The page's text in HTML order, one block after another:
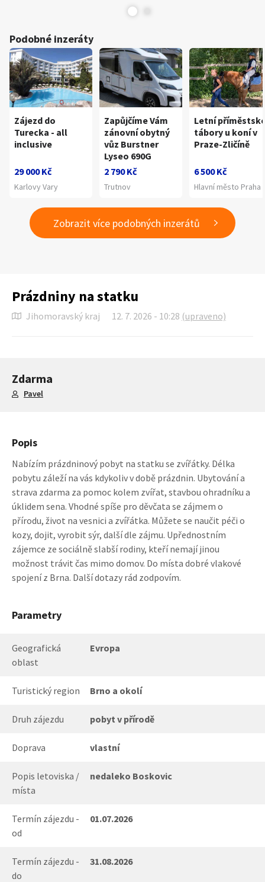
Podobné inzeráty
Zájezd do
Turecka - all
inclusive
29 000 Kč
Karlovy Vary
Zapůjčíme Vám
zánovní obytný
vůz Burstner
Lyseo 690G
2 790 Kč
Trutnov
Letní
tábory u koní v
Praze-Zličíně
6 500 Kč
Hlavní město Praha
Zobrazit více podobných inzerátů
Prázdniny na statku
Jihomoravský kraj 12. 7. 2026 - 10:28 (upraveno)
Zdarma
Pavel
Popis
Nabízím prázdninový pobyt na statku se zvířátky. Délka
pobytu záleží na vás kdykoliv v době prázdnin. Ubytování a
strava zdarma za pomoc kolem zvířat, stavbou ohradníku a
úklidem sena. Vhodné spíše pro děvčata se zájmem o
přírodu, život na vesnici a zvířátka. Můžete se naučit péči o
kozy, dojit, vyrobit sýr, další dle zájmu. Upřednostním
zájemce ze sociálně slabší rodiny, kteří nemají jinou
možnost trávit čas mimo domov. Do místa dobré vlakové
spojení z Brna. Další dotazy rád zodpovím.
Parametry
Geografická
oblast
Evropa
Turistický region Brno a okolí
Druh zájezdu pobyt v přírodě
Doprava vlastní
Popis letoviska /
místa
nedaleko Boskovic
Termín zájezdu -
od
01.07.2026
Termín zájezdu -
do
31.08.2026